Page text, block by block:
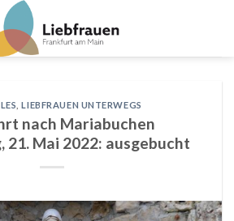
,LIEBFRAUEN UNTERWEGS
nach Mariabuchen
21. Mai 2022: ausgebucht